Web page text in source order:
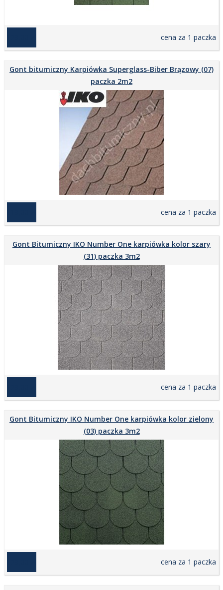
cena za 1 paczka
Gont bitumiczny Karpiówka Superglass-Biber Brązowy (07)
paczka 2m2
cena za 1 paczka
Gont Bitumiczny IKO Number One karpiówka kolor szary
(31) paczka 3m2
cena za 1 paczka
Gont Bitumiczny IKO Number One karpiówka kolor zielony
(03) paczka 3m2
cena za 1 paczka